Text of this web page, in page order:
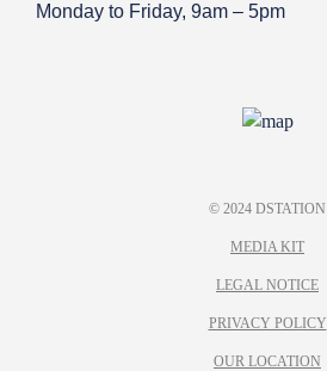
Monday to Friday, 9am – 5pm
© 2024 DSTATION
MEDIA KIT
LEGAL NOTICE
PRIVACY POLICY
OUR LOCATION